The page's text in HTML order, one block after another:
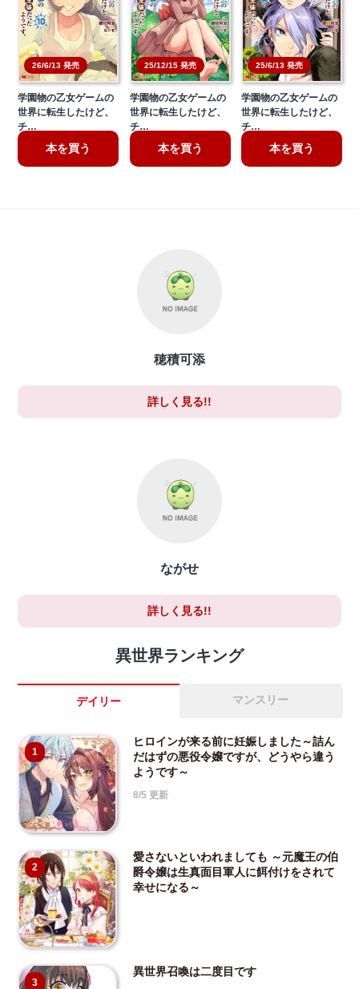
26/6/13 発売
学園物の乙女ゲームの
世界に転生したけど、
チ…
本を買う
25/12/15 発売
学園物の乙女ゲームの
世界に転生したけど、
チ…
本を買う
25/6/13 発売
学園物の乙女ゲームの
世界に転生したけど、
チ…
本を買う
穂積可添
詳しく見る!!
ながせ
詳しく見る!!
異世界ランキング
デイリー マンスリー
1
ヒロインが来る前に妊娠しました～詰ん
だはずの悪役令嬢ですが、どうやら違う
ようです～
8/5 更新
2
愛さないといわれましても ～元魔王の伯
爵令嬢は生真面目軍人に餌付けをされて
幸せになる～
3
異世界召喚は二度目です